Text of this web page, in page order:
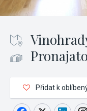
Pronajato
Přidat k